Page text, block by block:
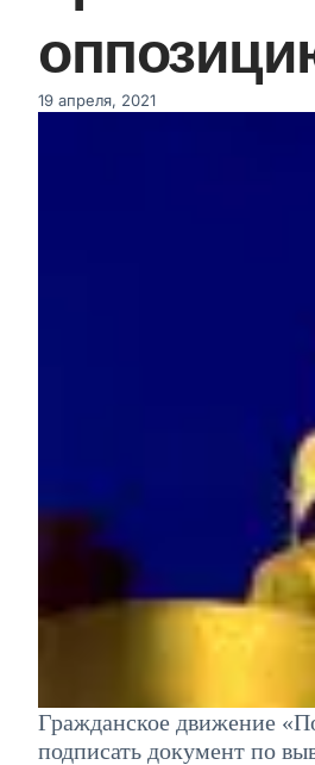
19 апреля, 2021
Гражданское движение
подписать документ по